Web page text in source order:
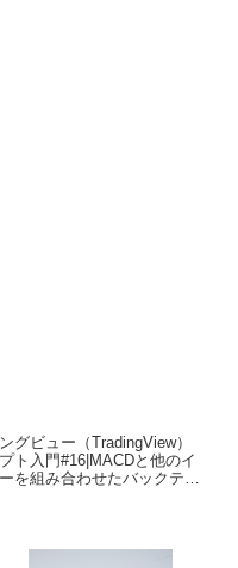
グビュー（TradingView）
ト入門#16|MACDと他のイ
を組み合わせたバックテス